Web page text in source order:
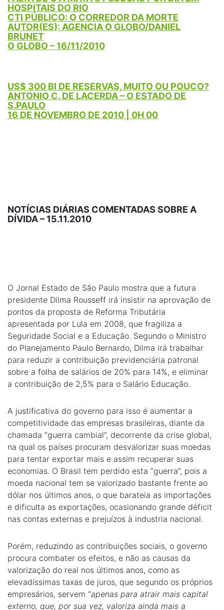
HOSPITAIS DO RIO
CTI PÚBLICO: O CORREDOR DA MORTE
AUTOR(ES): AGENCIA O GLOBO/DANIEL
BRUNET
O GLOBO – 16/11/2010
US$ 300 BI DE RESERVAS, MUITO OU POUCO?
ANTONIO C. DE LACERDA – O ESTADO DE
S.PAULO
16 DE NOVEMBRO DE 2010 | 0H 00
NOTÍCIAS DIÁRIAS COMENTADAS SOBRE A
DÍVIDA – 15.11.2010
O Jornal Estado de São Paulo mostra que a futura
presidente Dilma Rousseff irá insistir na aprovação de
pontos da proposta de Reforma Tributária
apresentada por Lula em 2008, que fragiliza a
Seguridade Social e a Educação. Segundo o Ministro
do Planejamento Paulo Bernardo, Dilma irá trabalhar
para reduzir a contribuição previdenciária patronal
sobre a folha de salários de 20% para 14%, e eliminar
a contribuição de 2,5% para o Salário Educação.
A justificativa do governo para isso é aumentar a
competitividade das empresas brasileiras, diante da
chamada “guerra cambial”, decorrente da crise global,
na qual os países procuram desvalorizar suas moedas
para tentar exportar mais e assim recuperar suas
economias. O Brasil tem perdido esta “guerra”, pois a
moeda nacional tem se valorizado bastante frente ao
dólar nos últimos anos, o que barateia as importações
e dificulta as exportações, ocasionando grande déficit
nas contas externas e prejuízos à industria nacional.
Porém, reduzindo as contribuições sociais, o governo
procura combater os efeitos, e não as causas da
valorização do real nos últimos anos, como as
elevadíssimas taxas de juros, que segundo os próprios
empresários, servem “apenas para atrair mais capital
externo, que, por sua vez, valoriza ainda mais a